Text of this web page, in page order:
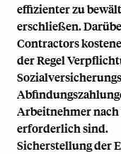
effizienter zu
erschließen.
Contractors
der Regel
Arbeitnehmer
erforderlich sind.
Sicherstellung der